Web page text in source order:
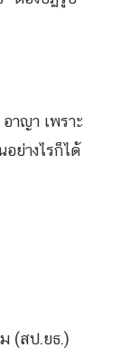
าญา เพราะ
ย่างไรก็ได้
(สป.ยธ.)